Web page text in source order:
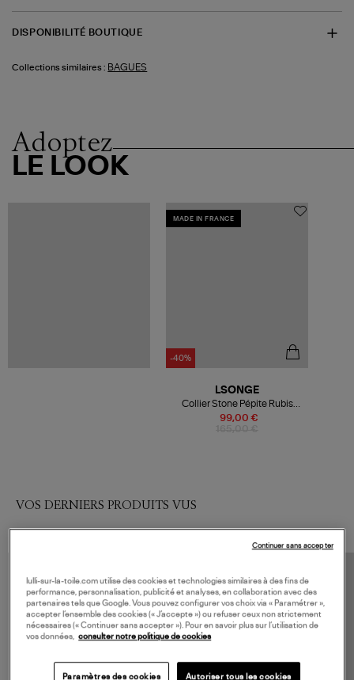
DISPONIBILITÉ BOUTIQUE
Collections similaires : BAGUES
Adoptez
LE LOOK
MADE IN FRANCE
-40%
99,00 €
LSONGE
Collier Stone Pépite Rubis
d'Inde Or Jaune
VOS DERNIERS PRODUITS VUS
lulli-sur-la-toile.com utilise des cookies et technologies similaires à des fins de
performance, personnalisation, publicité et analyses, en collaboration avec des
partenaires tels que Google. Vous pouvez configurer vos choix via « Paramétrer »,
accepter l’ensemble des cookies (« J’accepte ») ou refuser ceux non strictement
nécessaires (« Continuer sans accepter »). Pour en savoir plus sur l’utilisation de
vos données, consulter notre politique de cookies
Paramètres des cookies Autoriser tous les cookies
Continuer sans accepter